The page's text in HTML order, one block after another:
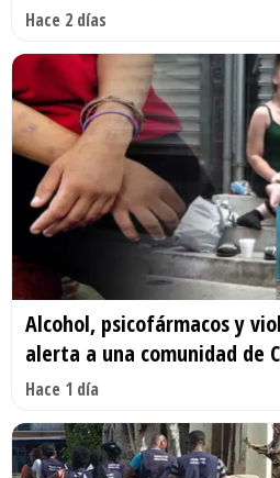
Hace 2 días
Alcohol, psicofármacos y
alerta a una comunidad de
Hace 1 día